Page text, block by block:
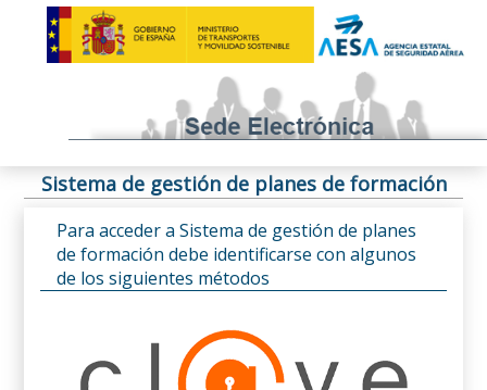
Sistema de gestión de planes de formación
Para acceder a Sistema de gestión de planes
de formación debe identificarse con algunos
de los siguientes métodos